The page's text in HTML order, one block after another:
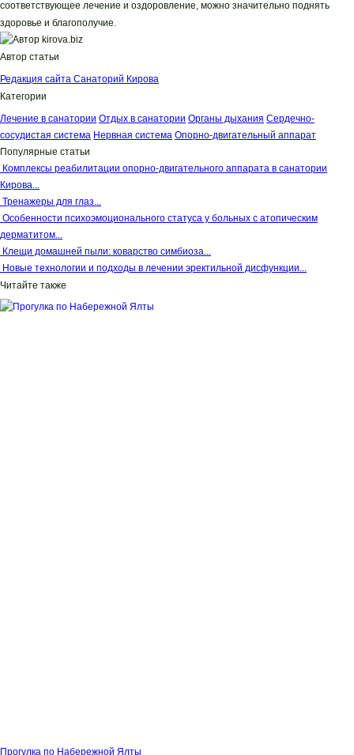
соответствующее лечение и оздоровление, можно значительно поднять
здоровье и благополучие.
Автор статьи
Редакция сайта Санаторий Кирова
Категории
Лечение в санатории Отдых в санатории Органы дыхания Сердечно-
сосудистая система Нервная система Опорно-двигательный аппарат
Популярные статьи
Комплексы реабилитации опорно-двигательного аппарата в санатории
Кирова...
Тренажеры для глаз...
Особенности психоэмоционального статуса у больных с атопическим
дерматитом...
Клещи домашней пыли: коварство симбиоза...
Новые технологии и подходы в лечении эректильной дисфункции...
Читайте также
Прогулка по Набережной Ялты